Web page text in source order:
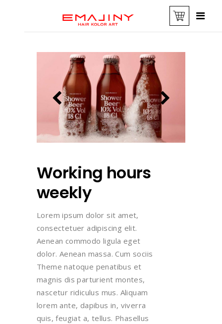
Working hours
weekly
Lorem ipsum dolor sit amet,
consectetuer adipiscing elit.
Aenean commodo ligula eget
dolor. Aenean massa. Cum sociis
Theme natoque penatibus et
magnis dis parturient montes,
nascetur ridiculus mus. Aliquam
lorem ante, dapibus in, viverra
quis, feugiat a, tellus. Phasellus